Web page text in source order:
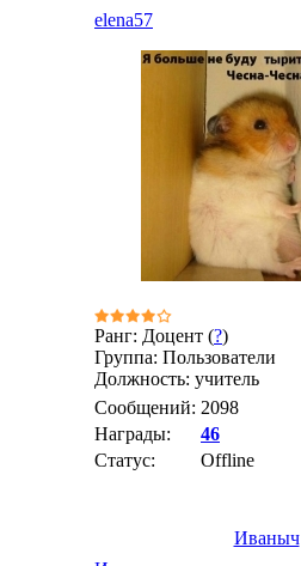
elena57
Ранг: Доцент (?)
Группа: Пользователи
Должность: учитель
Сообщений: 2098
Награды:
46
Статус:
Offline
Иваныч